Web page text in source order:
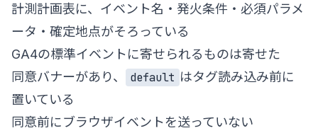
計測計画表に、イベント名・発火条件・必須パラメ
ータ・確定地点がそろっている
GA4の標準イベントに寄せられるものは寄せた
同意バナーがあり、
default はタグ読み込み前に
置いている
同意前にブラウザイベントを送っていない